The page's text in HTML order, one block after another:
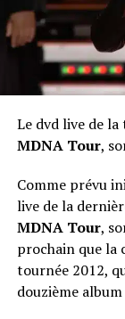
Le dvd live de
MDNA Tour,
Comme prévu
live de la
MDNA Tour,
prochain que la
tournée 2012,
douzième